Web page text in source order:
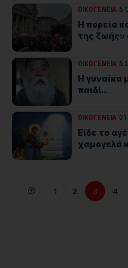
ΟΙΚΟΓΕΝΕΙΑ 5
Η πορεία
της ζωής»
ΟΙΚΟΓΕΝΕΙΑ 5
Η γυναίκα
παιδί…
ΟΙΚΟΓΕΝΕΙΑ 21
Είδε το
χαμογελά
1 2 3 4